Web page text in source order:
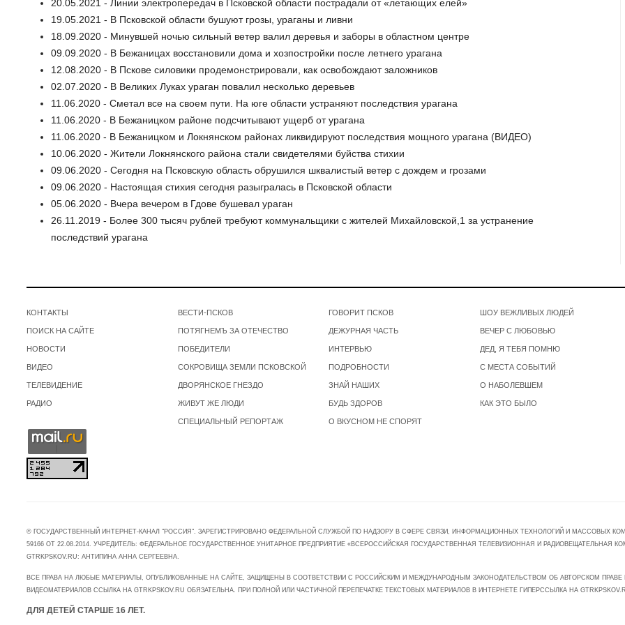
20.05.2021 - Линии электропередач в Псковской области пострадали от «летающих елей»
19.05.2021 - В Псковской области бушуют грозы, ураганы и ливни
18.09.2020 - Минувшей ночью сильный ветер валил деревья и заборы в областном центре
09.09.2020 - В Бежаницах восстановили дома и хозпостройки после летнего урагана
12.08.2020 - В Пскове силовики продемонстрировали, как освобождают заложников
02.07.2020 - В Великих Луках ураган повалил несколько деревьев
11.06.2020 - Сметал все на своем пути. На юге области устраняют последствия урагана
11.06.2020 - В Бежаницком районе подсчитывают ущерб от урагана
11.06.2020 - В Бежаницком и Локнянском районах ликвидируют последствия мощного урагана (ВИДЕО)
10.06.2020 - Жители Локнянского района стали свидетелями буйства стихии
09.06.2020 - Сегодня на Псковскую область обрушился шквалистый ветер с дождем и грозами
09.06.2020 - Настоящая стихия сегодня разыгралась в Псковской области
05.06.2020 - Вчера вечером в Гдове бушевал ураган
26.11.2019 - Более 300 тысяч рублей требуют коммунальщики с жителей Михайловской,1 за устранение
последствий урагана
КОНТАКТЫ
ПОИСК НА САЙТЕ
НОВОСТИ
ВИДЕО
ТЕЛЕВИДЕНИЕ
РАДИО
ВЕСТИ-ПСКОВ
ПОТЯГНЕМЪ ЗА ОТЕЧЕСТВО
ПОБЕДИТЕЛИ
СОКРОВИЩА ЗЕМЛИ ПСКОВСКОЙ
ДВОРЯНСКОЕ ГНЕЗДО
ЖИВУТ ЖЕ ЛЮДИ
СПЕЦИАЛЬНЫЙ РЕПОРТАЖ
ГОВОРИТ ПСКОВ
ДЕЖУРНАЯ ЧАСТЬ
ИНТЕРВЬЮ
ПОДРОБНОСТИ
ЗНАЙ НАШИХ
БУДЬ ЗДОРОВ
О ВКУСНОМ НЕ СПОРЯТ
ШОУ ВЕЖЛИВЫХ ЛЮДЕЙ
ВЕЧЕР С ЛЮБОВЬЮ
ДЕД, Я ТЕБЯ ПОМНЮ
С МЕСТА СОБЫТИЙ
О НАБОЛЕВШЕМ
КАК ЭТО БЫЛО
© ГОСУДАРСТВЕННЫЙ ИНТЕРНЕТ-КАНАЛ "РОССИЯ". ЗАРЕГИСТРИРОВАНО ФЕДЕРАЛЬНОЙ СЛУЖБОЙ ПО НАДЗОРУ В СФЕРЕ СВЯЗИ, ИНФОРМАЦИОННЫХ ТЕХНОЛОГИЙ И МАССОВЫХ
59166 ОТ 22.08.2014. УЧРЕДИТЕЛЬ: ФЕДЕРАЛЬНОЕ ГОСУДАРСТВЕННОЕ УНИТАРНОЕ ПРЕДПРИЯТИЕ «ВСЕРОССИЙСКАЯ ГОСУДАРСТВЕННАЯ ТЕЛЕВИЗИОННАЯ И РАДИОВЕЩАТЕЛЬНАЯ
GTRKPSKOV.RU: АНТИПИНА АННА СЕРГЕЕВНА.
ВСЕ ПРАВА НА ЛЮБЫЕ МАТЕРИАЛЫ, ОПУБЛИКОВАННЫЕ НА САЙТЕ, ЗАЩИЩЕНЫ В СООТВЕТСТВИИ С РОССИЙСКИМ И МЕЖДУНАРОДНЫМ ЗАКОНОДАТЕЛЬСТВОМ ОБ АВТОРСКОМ
ВИДЕОМАТЕРИАЛОВ ССЫЛКА НА GTRKPSKOV.RU ОБЯЗАТЕЛЬНА. ПРИ ПОЛНОЙ ИЛИ ЧАСТИЧНОЙ ПЕРЕПЕЧАТКЕ ТЕКСТОВЫХ МАТЕРИАЛОВ В ИНТЕРНЕТЕ ГИПЕРССЫЛКА НА
ДЛЯ ДЕТЕЙ СТАРШЕ 16 ЛЕТ.